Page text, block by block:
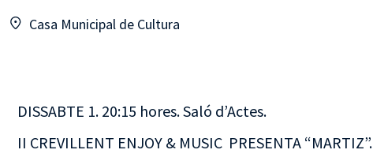
Casa Municipal de Cultura
DISSABTE 1. 20:15 hores. Saló d’Actes.
II CREVILLENT ENJOY & MUSIC PRESENTA “MARTIZ”.